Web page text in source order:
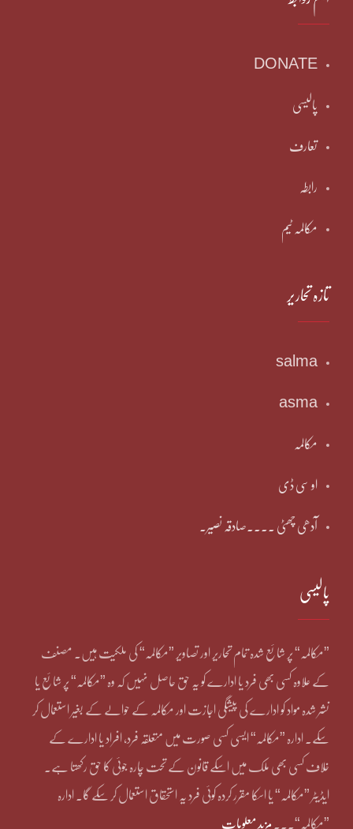
DONATE
پالیسی
تعارف
رابطہ
مکالمہ ٹیم
تازہ تحاریر
salma
asma
مکالمہ
او سی ڈی
آدھی چھٹی ۔۔۔۔صادقہ نصیر۔
پالیسی
”مکالمہ“ پر شائع شدہ تمام تحاریر اور تصاویر ”مکالمہ“ کی ملکیت ہیں۔ مصنف
کے علاوہ کسی بھی فرد یا ادارے کو یہ حق حاصل نہیں کہ وہ ”مکالمہ“ پر شائع یا
نشر شدہ مواد کو ادارے کی پیشگی اجازت اور مکالمہ کے حوالے کے بغیر استعمال کر
سکے۔ ادارہ ”مکالمہ“ ایسی کسی صورت میں متعلقہ فرد، افراد یا ادارے کے
خلاف کسی بھی ملک میں اسکے قانون کے تحت چارہ جوئی کا حق رکھتا ہے۔
ایڈیٹر ”مکالمہ“ یا اسکا مقرر کردہ کوئی فرد یہ استحقاق استعمال کر سکے گا۔ ادارہ
”مکالمہ“۔۔۔ مزید معلومات